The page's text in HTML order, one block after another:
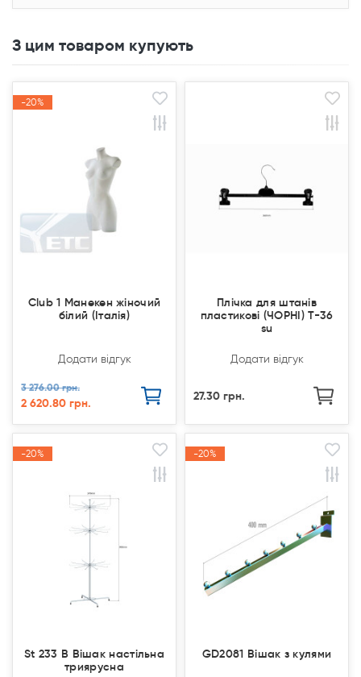
З цим товаром купують
-20%
-20%
Club 1 Манекен жіночий
білий (Італія)
Додати відгук
3 276.00 грн.
2 620.80 грн.
Плічка для штанів
пластикові (ЧОРНІ) T-36
su
Додати відгук
27.30 грн.
-20%
-20%
St 233 В Вішак настільна
триярусна
-20%
-20%
GD2081 Вішак з кулями